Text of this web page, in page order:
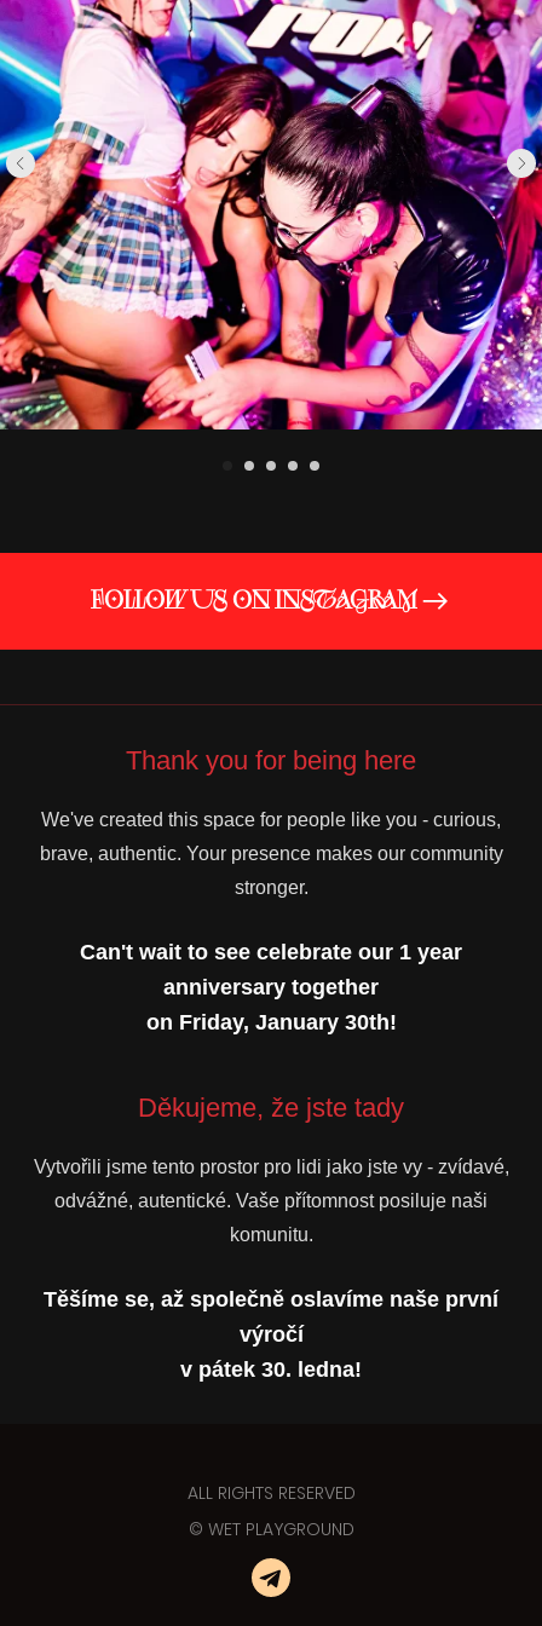
CZECH VERSION
Tato výroční edice přináší rozšířenou atmosféru,
vylepšené herní zóny a největší oslavu našeho prvního
roku v Praze!
Herní zóny – rozšířené, přepracované, vybavené
novým českým play vybavením
Výroční workshopy– speciální show a
interaktivní stanoviště
Hudební cesta– od deep house až po techno,
rytmus celé noci
Párová zóna (NOVINKA)
Poprvé v historii
Kinky Fridays představujeme samostatnou
pro větší komfort, intimitu a klidnější atmosféru.
vstoupit pouze s ženou nebo se souhlasem
páru. Platí zde stejná pravidla a principy
souhlasu jako ve všech ostatních zónách.
NEPŘIJÍMÁME:Džíny, běžné kalhoty, bílé košile, obleky,
koktejlové šaty.
FOLLOW US ON INSTAGRAM
Thank you for being here
We've created this space for people like you - curious,
brave, authentic. Your presence makes our community
stronger.
Can't wait to see celebrate our 1 year
anniversary together
on Friday, January 30th!
Děkujeme, že jste tady
Vytvořili jsme tento prostor pro lidi jako jste vy - zvídavé,
odvážné, autentické. Vaše přítomnost posiluje naši
komunitu.
Těšíme se, až společně oslavíme naše první
výročí
v pátek 30. ledna!
ALL RIGHTS RESERVED
© WET PLAYGROUND